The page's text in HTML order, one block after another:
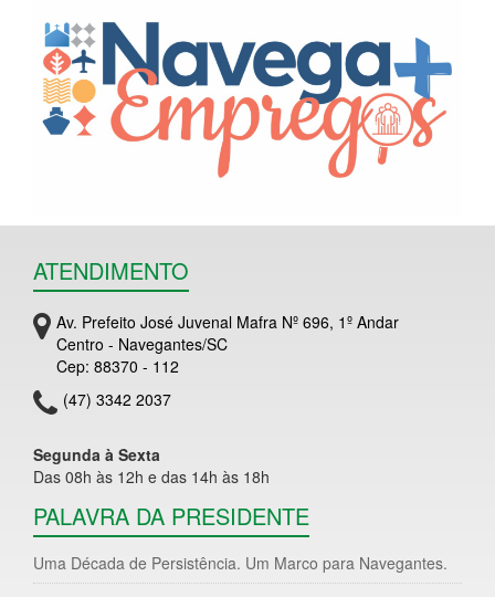
ATENDIMENTO
Av. Prefeito José Juvenal Mafra Nº 696, 1º Andar
Centro - Navegantes/SC
Cep: 88370 - 112
(47) 3342 2037
Segunda à Sexta
Das 08h às 12h e das 14h às 18h
PALAVRA DA PRESIDENTE
Uma Década de Persistência. Um Marco para Navegantes.